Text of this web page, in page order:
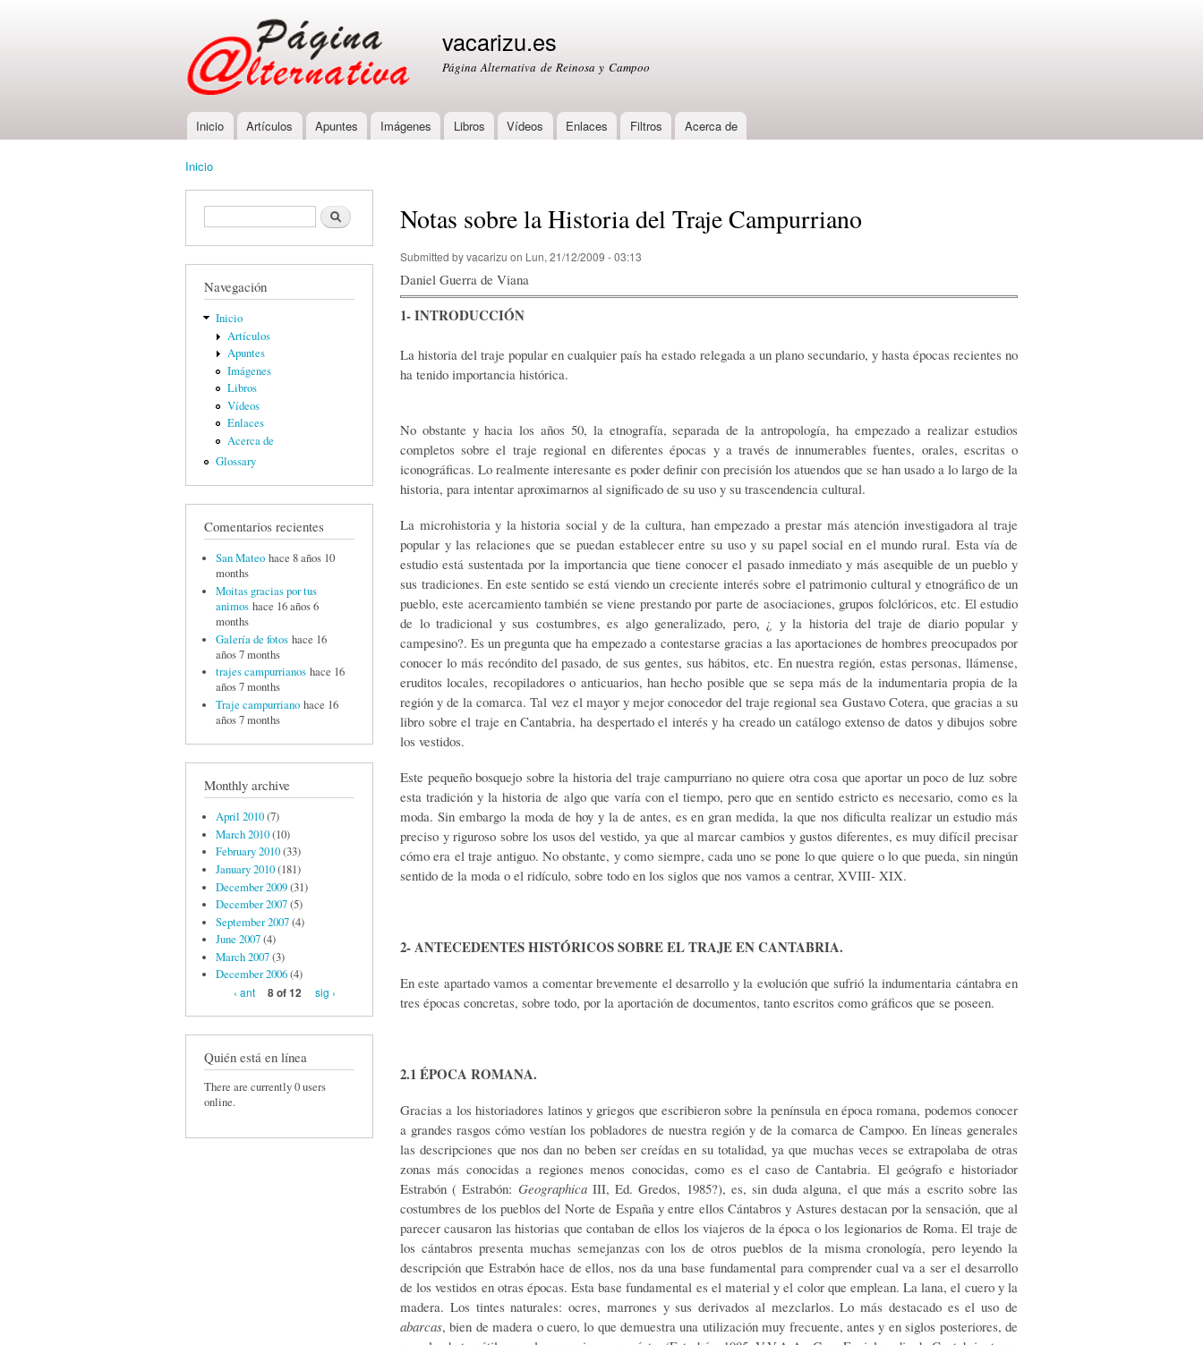
content
vacarizu.es
Página Alternativa de Reinosa y Campoo
Main menu
Inicio Artículos Apuntes Imágenes Libros Vídeos Enlaces Filtros Acerca de
Inicio
Formulario de búsquedaBuscar
Navegación
Inicio
Artículos
Apuntes
Imágenes
Libros
Vídeos
Enlaces
Acerca de
Glossary
Comentarios recientes
San Mateo hace 8 años 10
months
Moitas gracias por tus
animos hace 16 años 6
months
Galería de fotos hace 16
años 7 months
trajes campurrianos hace 16
años 7 months
Traje campurriano hace 16
años 7 months
Monthly archive
April 2010(7)
March 2010(10)
February 2010(33)
January 2010(181)
December 2009(31)
December 2007(5)
September 2007(4)
June 2007(4)
March 2007(3)
December 2006(4)
‹ ant
8 of 12 sig ›
Quién está en línea
There are currently 0 users
online.
Notas sobre la Historia del Traje Campurriano
Submitted byvacarizu on Lun, 21/12/2009 - 03:13
Daniel Guerra de Viana
1- INTRODUCCIÓN
La historia del traje popular en cualquier país ha estado relegada a un plano secundario, y hasta épocas recientes no
ha tenido importancia histórica.
No obstante y hacia los años 50, la etnografía, separada de la antropología, ha empezado a realizar estudios
completos sobre el traje regional en diferentes épocas y a través de innumerables fuentes, orales, escritas o
iconográficas. Lo realmente interesante es poder definir con precisión los atuendos que se han usado a lo largo de la
historia, para intentar aproximarnos al significado de su uso y su trascendencia cultural.
La microhistoria y la historia social y de la cultura, han empezado a prestar más atención investigadora al traje
popular y las relaciones que se puedan establecer entre su uso y su papel social en el mundo rural. Esta vía de
estudio está sustentada por la importancia que tiene conocer el pasado inmediato y más asequible de un pueblo y
sus tradiciones. En este sentido se está viendo un creciente interés sobre el patrimonio cultural y etnográfico de un
pueblo, este acercamiento también se viene prestando por parte de asociaciones, grupos folclóricos, etc. El estudio
de lo tradicional y sus costumbres, es algo generalizado, pero, ¿ y la historia del traje de diario popular y
campesino?. Es un pregunta que ha empezado a contestarse gracias a las aportaciones de hombres preocupados por
conocer lo más recóndito del pasado, de sus gentes, sus hábitos, etc. En nuestra región, estas personas, llámense,
eruditos locales, recopiladores o anticuarios, han hecho posible que se sepa más de la indumentaria propia de la
región y de la comarca. Tal vez el mayor y mejor conocedor del traje regional sea Gustavo Cotera, que gracias a su
libro sobre el traje en Cantabria, ha despertado el interés y ha creado un catálogo extenso de datos y dibujos sobre
los vestidos.
Este pequeño bosquejo sobre la historia del traje campurriano no quiere otra cosa que aportar un poco de luz sobre
esta tradición y la historia de algo que varía con el tiempo, pero que en sentido estricto es necesario, como es la
moda. Sin embargo la moda de hoy y la de antes, es en gran medida, la que nos dificulta realizar un estudio más
preciso y riguroso sobre los usos del vestido, ya que al marcar cambios y gustos diferentes, es muy difícil precisar
cómo era el traje antiguo. No obstante, y como siempre, cada uno se pone lo que quiere o lo que pueda, sin ningún
sentido de la moda o el ridículo, sobre todo en los siglos que nos vamos a centrar, XVIII- XIX.
2- ANTECEDENTES HISTÓRICOS SOBRE EL TRAJE EN CANTABRIA.
En este apartado vamos a comentar brevemente el desarrollo y la evolución que sufrió la indumentaria cántabra en
tres épocas concretas, sobre todo, por la aportación de documentos, tanto escritos como gráficos que se poseen.
2.1 ÉPOCA ROMANA.
Gracias a los historiadores latinos y griegos que escribieron sobre la península en época romana, podemos conocer
a grandes rasgos cómo vestían los pobladores de nuestra región y de la comarca de Campoo. En líneas generales
las descripciones que nos dan no beben ser creídas en su totalidad, ya que muchas veces se extrapolaba de otras
zonas más conocidas a regiones menos conocidas, como es el caso de Cantabria. El geógrafo e historiador
Estrabón ( Estrabón: GeographicaIII, Ed. Gredos, 1985?), es, sin duda alguna, el que más a escrito sobre las
costumbres de los pueblos del Norte de España y entre ellos Cántabros y Astures destacan por la sensación, que al
parecer causaron las historias que contaban de ellos los viajeros de la época o los legionarios de Roma. El traje de
los cántabros presenta muchas semejanzas con los de otros pueblos de la misma cronología, pero leyendo la
descripción que Estrabón hace de ellos, nos da una base fundamental para comprender cual va a ser el desarrollo
de los vestidos en otras épocas. Esta base fundamental es el material y el color que emplean. La lana, el cuero y la
madera. Los tintes naturales: ocres, marrones y sus derivados al mezclarlos. Lo más destacado es el uso de
abarcas, bien de madera o cuero, lo que demuestra una utilización muy frecuente, antes y en siglos posteriores, de